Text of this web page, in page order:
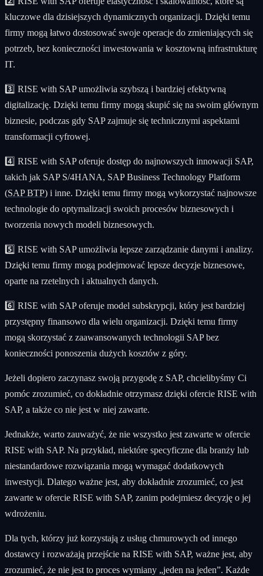
kluczowe dla dzisiejszych dynamicznych organizacji. Dzięki temu
firmy mogą łatwo dostosować swoje operacje do zmieniających się
potrzeb, bez konieczności inwestowania w kosztowną infrastrukturę
IT.
3️⃣ RISE with SAP umożliwia szybszą i bardziej efektywną
digitalizację. Dzięki temu firmy mogą skupić się na swoim głównym
biznesie, podczas gdy SAP zajmuje się technicznymi aspektami
transformacji cyfrowej.
4️⃣ RISE with SAP oferuje dostęp do najnowszych innowacji SAP,
takich jak SAP S/4HANA, SAP Business Technology Platform
(SAP BTP) i inne. Dzięki temu firmy mogą wykorzystać najnowsze
technologie do optymalizacji swoich procesów biznesowych i
tworzenia nowych modeli biznesowych.
5️⃣ RISE with SAP umożliwia lepsze zarządzanie danymi i analizy.
Dzięki temu firmy mogą podejmować lepsze decyzje biznesowe,
oparte na rzetelnych i aktualnych danych.
6️⃣ RISE with SAP oferuje model subskrypcji, który jest bardziej
przystępny finansowo dla wielu organizacji. Dzięki temu firmy
mogą skorzystać z zaawansowanych technologii SAP bez
konieczności ponoszenia dużych kosztów z góry.
Jeżeli dopiero zaczynasz swoją przygodę z SAP, chcielibyśmy Ci
pomóc zrozumieć, co dokładnie otrzymasz dzięki ofercie RISE with
SAP, a także co nie jest w niej zawarte.
Jednakże, warto zauważyć, że nie wszystko jest zawarte w ofercie
RISE with SAP. Na przykład, niektóre specyficzne dla branży lub
niestandardowe rozwiązania mogą wymagać dodatkowych
inwestycji. Dlatego ważne jest, aby dokładnie zrozumieć, co jest
zawarte w ofercie RISE with SAP, zanim podejmiesz decyzję o jej
wdrożeniu.
Dla tych, którzy już korzystają z usług chmurowych od innego
dostawcy i rozważają przejście na RISE with SAP, ważne jest, aby
zrozumieć, że nie jest to proces wymiany „jeden na jeden”. Każde